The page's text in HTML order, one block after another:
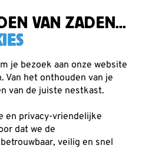
VAN ZADEN...
je bezoek aan onze website
Van het onthouden van je
van de juiste nestkast.
en privacy-vriendelijke
dat we de
veilig en snel
Vetbolhouders